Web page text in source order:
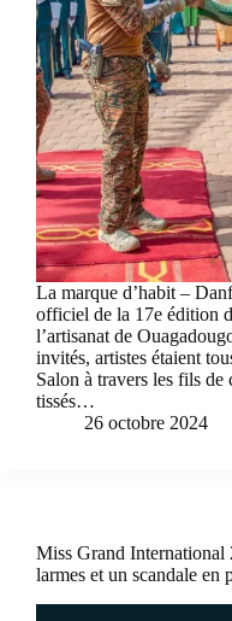
La marque d’habit –
officiel de la 17e édition
l’artisanat de
invités, artistes étaient
Salon à travers les fils
tissés…
26 octobre 2024
Miss Grand International
larmes et un scandale en